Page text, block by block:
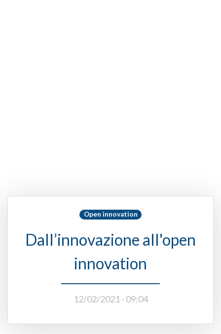
Open innovation
Dall’innovazione all'open
innovation
12/02/2021 - 09:04